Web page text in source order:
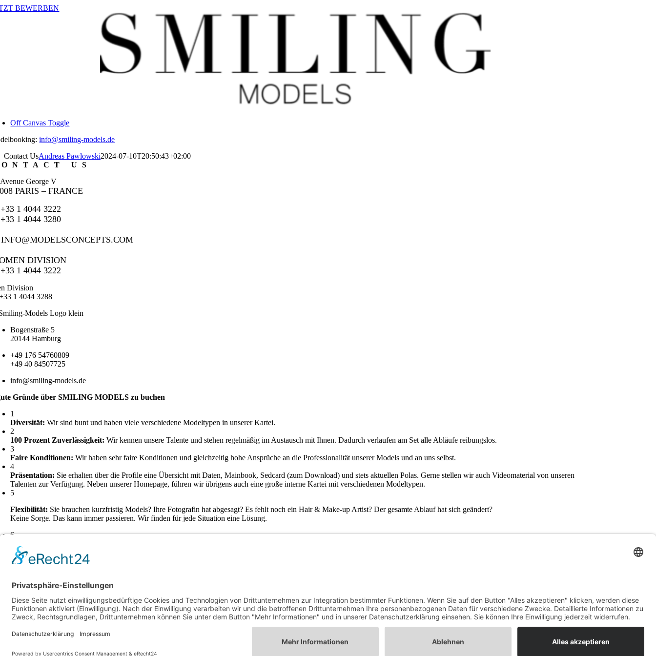
ZumBEWERBEN
Off Canvas Toggle
info@smiling-models.de
Contact UsAndreas Pawlowski2024-07-10T20:50:43+02:00
US
George V
PARIS – FRANCE
1 4044 3222
1 4044 3280
DIVISION
1 4044 3222
Division
1 4044 3288
Bogenstraße 5
20144 Hamburg
+49 176 54760809
+49 40 84507725
info@smiling-models.de
Gründe über SMILING MODELS zu buchen
1
Diversität: Wir sind bunt und haben viele verschiedene Modeltypen in unserer Kartei.
2
100 Prozent Zuverlässigkeit: Wir kennen unsere Talente und stehen regelmäßig im Austausch mit Ihnen. Dadurch verlaufen am Set alle Abläufe reibungslos.
3
Faire Konditionen: Wir haben sehr faire Konditionen und gleichzeitig hohe Ansprüche an die Professionalität unserer Models und an uns selbst.
4
Präsentation: Sie erhalten über die Profile eine Übersicht mit Daten, Mainbook, Sedcard (zum Download) und stets aktuellen Polas. Gerne stellen wir auch Videomaterial von unseren
Talenten zur Verfügung. Neben unserer Homepage, führen wir übrigens auch eine große interne Kartei mit verschiedenen Modeltypen.
5
Flexibilität: Sie brauchen kurzfristig Models? Ihre Fotografin hat abgesagt? Es fehlt noch ein Hair & Make-up Artist? Der gesamte Ablauf hat sich geändert?
Keine Sorge. Das kann immer passieren. Wir finden für jede Situation eine Lösung.
6
Wir verwenden einen Service eines Drittanbieters, um
Karteninhalte einzubetten. Dieser Service kann Daten zu
durch und stimmen Sie der Nutzung des Service zu, um